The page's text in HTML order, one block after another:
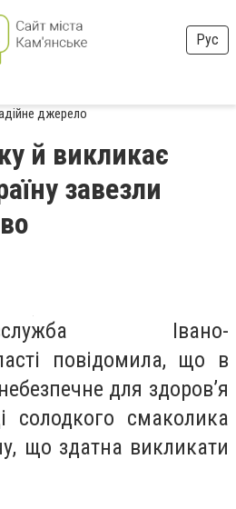
Рус
джерело
й викликає
завезли
Івано-
повідомила, що в
для здоров’я
солодкого смаколика
що здатна викликати